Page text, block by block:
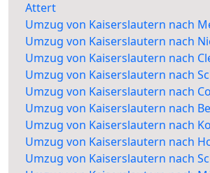
Attert
Umzug von Kaiserslautern nach
Umzug von Kaiserslautern nach
Umzug von Kaiserslautern nach
Umzug von Kaiserslautern nach
Umzug von Kaiserslautern nach
Umzug von Kaiserslautern nach
Umzug von Kaiserslautern nach
Umzug von Kaiserslautern nach
Umzug von Kaiserslautern nach